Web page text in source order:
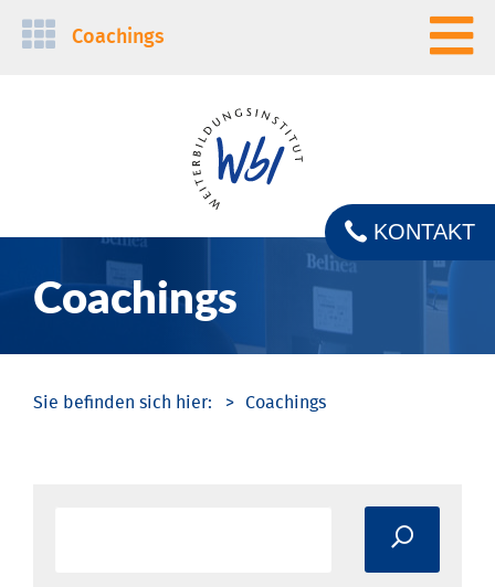
Navigation
Coachings
Coachings
KONTAKT
Coachings